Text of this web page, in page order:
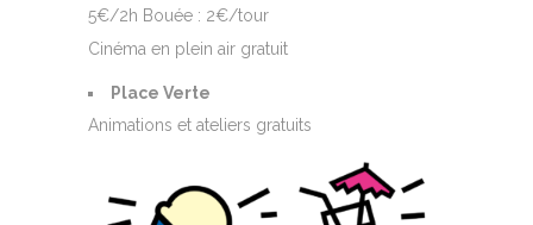
5€/2h Bouée : 2€/tour
Cinéma en plein air gratuit
Place Verte
Animations et ateliers gratuits